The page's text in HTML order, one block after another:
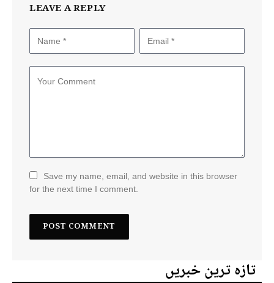
LEAVE A REPLY
Save my name, email, and website in this browser
for the next time I comment.
تازہ ترین خبریں